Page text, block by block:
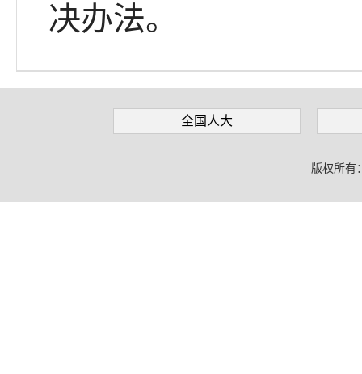
决办法。
全国人大
版权所